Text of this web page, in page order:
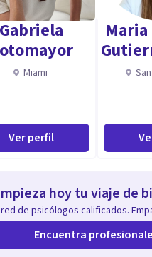
Gabriela
Miami
Ver perfil
Maria
hoy tu viaje de
de psicólogos calificados.
Encuentra